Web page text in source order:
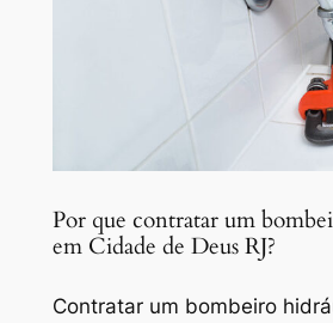
Por que contratar um
em Cidade de Deus RJ?
Contratar um bombeiro